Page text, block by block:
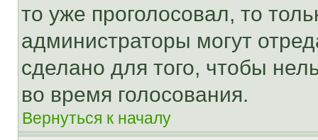
то уже проголосовал, то
администраторы могут
сделано для того, чтобы
во время голосования.
Вернуться к началу